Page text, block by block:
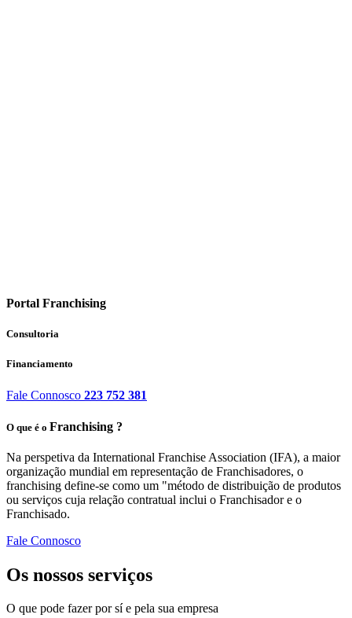
Portal Franchising
Consultoria
Financiamento
Fale Connosco 223 752 381
O que é o Franchising ?
Na perspetiva da International Franchise Association (IFA), a maior
organização mundial em representação de Franchisadores, o
franchising define-se como um "método de distribuição de produtos
ou serviços cuja relação contratual inclui o Franchisador e o
Franchisado.
Fale Connosco
Os nossos serviços
O que pode fazer por sí e pela sua empresa